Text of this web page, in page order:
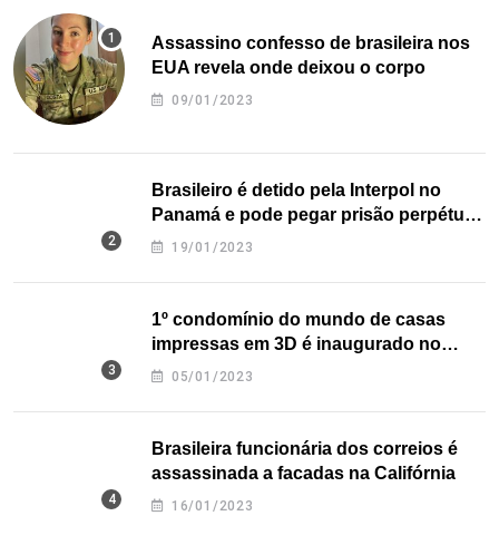
Assassino confesso de brasileira nos
EUA revela onde deixou o corpo
09/01/2023
Brasileiro é detido pela Interpol no
Panamá e pode pegar prisão perpétua
nos EUA
19/01/2023
1º condomínio do mundo de casas
impressas em 3D é inaugurado no
Texas
05/01/2023
Brasileira funcionária dos correios é
assassinada a facadas na Califórnia
16/01/2023